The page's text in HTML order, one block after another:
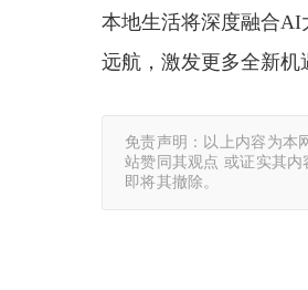
本地生活将深度融合AI
远航，激发更多全新机
免责声明：以上内容为本
站赞同其观点 或证实其
即将其撤除。